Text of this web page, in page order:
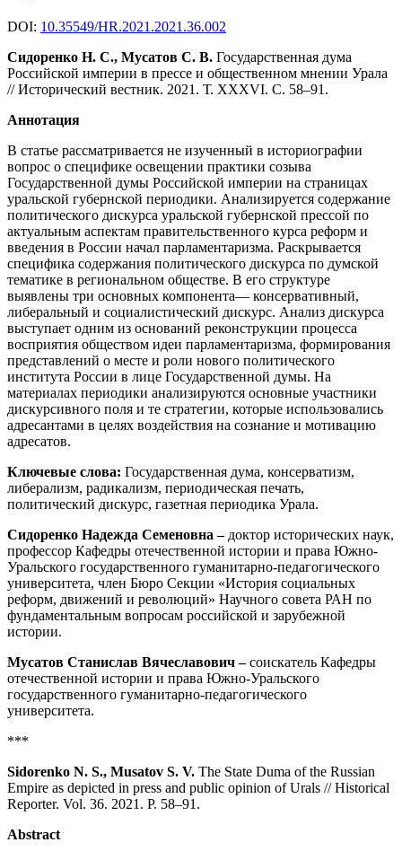
DOI: 10.35549/HR.2021.2021.36.002
Сидоренко Н. С., Мусатов С. В. Государственная дума
Российской империи в прессе и общественном мнении Урала
// Исторический вестник. 2021. Т. ХXХVI. С. 58–91.
Аннотация
В статье рассматривается не изученный в историографии
вопрос о специфике освещении практики созыва
Государственной думы Российской империи на страницах
уральской губернской периодики. Анализируется содержание
политического дискурса уральской губернской прессой по
актуальным аспектам правительственного курса реформ и
введения в России начал парламентаризма. Раскрывается
специфика содержания политического дискурса по думской
тематике в региональном обществе. В его структуре
выявлены три основных компонента— консервативный,
либеральный и социалистический дискурс. Анализ дискурса
выступает одним из оснований реконструкции процесса
восприятия обществом идеи парламентаризма, формирования
представлений о месте и роли нового политического
института России в лице Государственной думы. На
материалах периодики анализируются основные участники
дискурсивного поля и те стратегии, которые использовались
адресантами в целях воздействия на сознание и мотивацию
адресатов.
Ключевые слова: Государственная дума, консерватизм,
либерализм, радикализм, периодическая печать,
политический дискурс, газетная периодика Урала.
Сидоренко Надежда Семеновна– доктор исторических наук,
профессор Кафедры отечественной истории и права Южно-
Уральского государственного гуманитарно-педагогического
университета, член Бюро Секции «История социальных
реформ, движений и революций» Научного совета РАН по
фундаментальным вопросам российской и зарубежной
истории.
Мусатов Станислав Вячеславович–соискатель Кафедры
отечественной истории и права Южно-Уральского
государственного гуманитарно-педагогического
университета.
***
Sidorenko N. S., Musatov S. V. The State Duma of the Russian
Empire as depicted in press and public opinion of Urals // Historical
Reporter. Vol. 36. 2021. P. 58–91.
Abstract